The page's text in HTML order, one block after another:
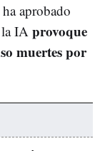
aprobado
IA provoque
muertes por